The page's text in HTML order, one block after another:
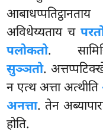
अविधेय्यताय च
पलोकतो.
सुञ्ञतो.
न एत्थ अत्ता अत्थीति
अनत्ता. तेन
होति.